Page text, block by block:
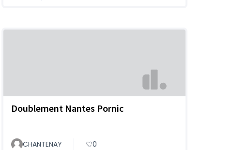
Doublement Nantes Pornic
CHANTENAY 0